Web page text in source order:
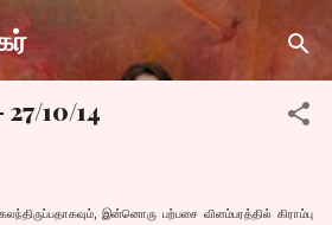
to main content
10/14
இன்னொரு பற்பசை விளம்பரத்தில் கிராம்பு